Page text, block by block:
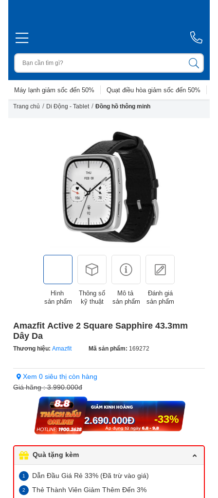
Máy lạnh giảm sốc đến 50% Quạt điều hòa giảm sốc đến 50%
Trang chủ / Di Động - Tablet / Đồng hồ thông minh
Hình
sản phẩm
Thông số
kỹ thuật
Mô tả
sản phẩm
Đánh giá
sản phẩm
Amazfit Active 2 Square Sapphire 43.3mm
Dây Da
Thương hiệu: Amazfit Mã sản phẩm: 169272
Xem 0 siêu thị còn hàng
Giá hãng :3.990.000đ
-33%
2.690.000Đ
Quà tặng kèm
Dẫn Đầu Giá Rẻ 33% (Đã trừ vào giá)
Thẻ Thành Viên Giảm Thêm Đến 3%